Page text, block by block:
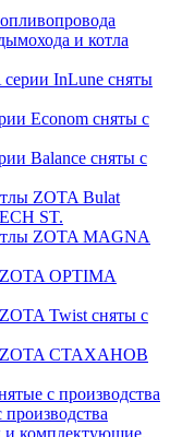
и котла
InLune сняты
Econom сняты с
Balance сняты с
ZOTA Bulat
ST.
ZOTA MAGNA
OPTIMA
Twist сняты с
ZOTA СТАХАНОВ
с производства
и комплектующие,